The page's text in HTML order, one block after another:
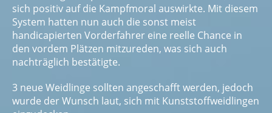
sich positiv auf die Kampfmoral auswirkte. Mit diesem
System hatten nun auch die sonst meist
handicapierten Vor­derfahrer eine reelle Chance in
den vordem Plätzen mitzureden, was sich auch
nachträglich bestätigte.
3 neue Weidlinge sollten angeschafft werden, jedoch
wurde der Wunsch laut, sich mit Kunststoffweidlingen